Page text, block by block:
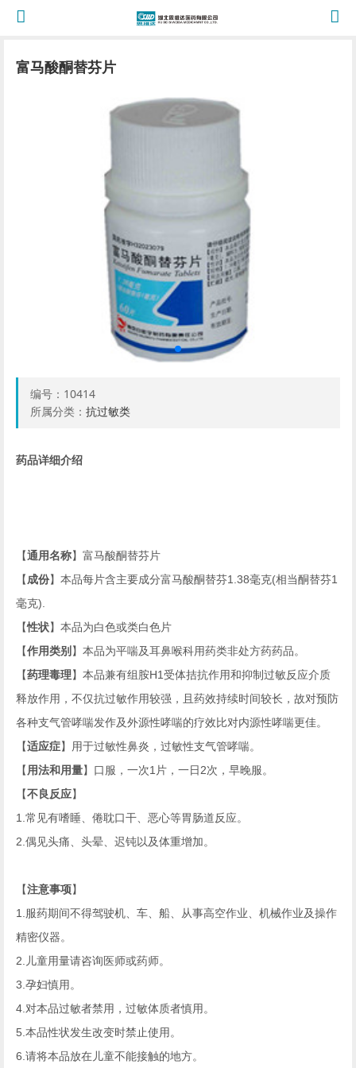
富马酸酮替芬片
编号： 10414
所属分类： 抗过敏类
药品详细介绍
【通用名称】富马酸酮替芬片
【成份】本品每片含主要成分富马酸酮替芬1.38毫克(相当酮替芬1
毫克).
【性状】本品为白色或类白色片
【作用类别 】本品为平喘及耳鼻喉科用药类非处方药药品。
【药理毒理】本品兼有组胺H1受体拮抗作用和抑制过敏反应介质
释放作用，不仅抗过敏作用较强，且药效持续时间较长，故对预防
各种支气管哮喘发作及外源性哮喘的疗效比对内源性哮喘更佳。
【适应症】用于过敏性鼻炎，过敏性支气管哮喘。
【用法和用量】口服，一次1片，一日2次，早晚服。
【不良反应】
1.常见有嗜睡、倦耽口干、恶心等胃肠道反应。
2.偶见头痛、头晕、迟钝以及体重增加。
【注意事项】
1.服药期间不得驾驶机、车、船、从事高空作业、机械作业及操作
精密仪器。
2.儿童用量请咨询医师或药师。
3.孕妇慎用。
4.对本品过敏者禁用，过敏体质者慎用。
5.本品性状发生改变时禁止使用。
6.请将本品放在儿童不能接触的地方。